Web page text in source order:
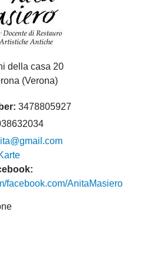
della casa 20
(Verona)
3478805927
facebook.com/AnitaMasiero